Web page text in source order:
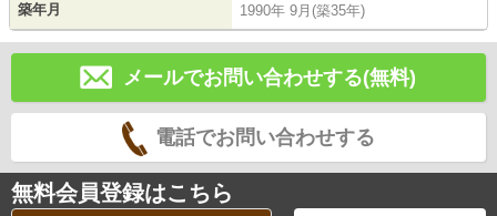
築年月 1990年 9月(築35年)
メールでお問い合わせする(無料)
電話でお問い合わせする
無料会員登録はこちら